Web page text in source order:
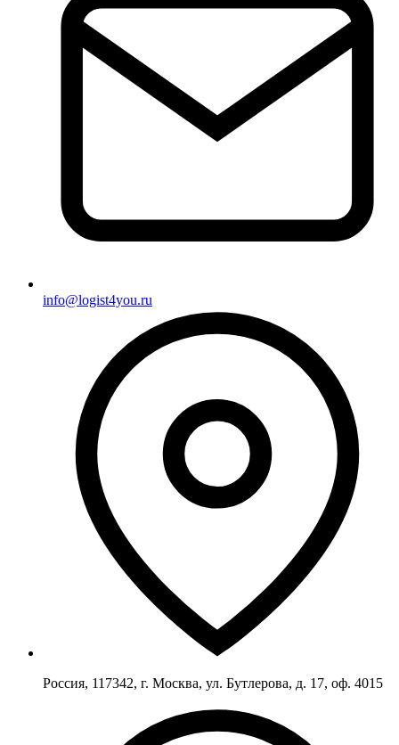
info@logist4you.ru
Россия, 117342, г. Москва, ул. Бутлерова, д. 17, оф. 4015